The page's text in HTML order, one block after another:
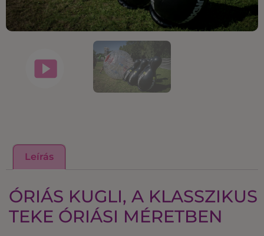
Leírás
ÓRIÁS KUGLI, A KLASSZIKUS
TEKE ÓRIÁSI MÉRETBEN